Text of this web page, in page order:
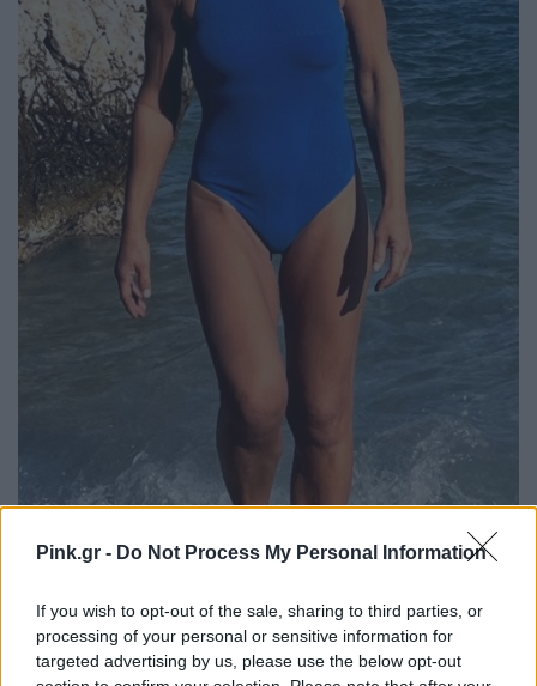
Pink.gr - Do Not Process My Personal Information
If you wish to opt-out of the sale, sharing to third parties, or
processing of your personal or sensitive information for
targeted advertising by us, please use the below opt-out